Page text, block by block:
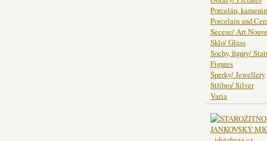
Porcelán,
Porcelain and
Secese/ Art
Sklo/ Glass
Sochy, figury/
Figures
Šperky/ Jewellery
Stříbro/ Silver
Varia